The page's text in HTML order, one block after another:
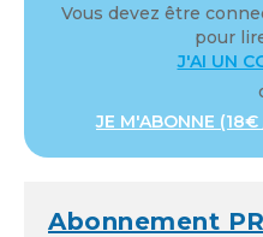
Vous devez être
pour
J'AI UN
JE M'ABONNE
Abonnement
Identifiant ou